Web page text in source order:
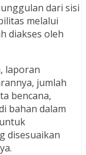
dari sisi
melalui
diakses oleh
laporan
jumlah
bencana,
bahan dalam
disesuaikan